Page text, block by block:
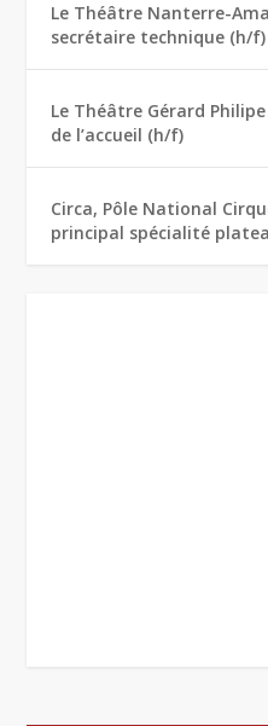
Le Théâtre Nanterre-
secrétaire technique (h/f)
Le Théâtre Gérard
de l’accueil (h/f)
Circa, Pôle National
principal spécialité